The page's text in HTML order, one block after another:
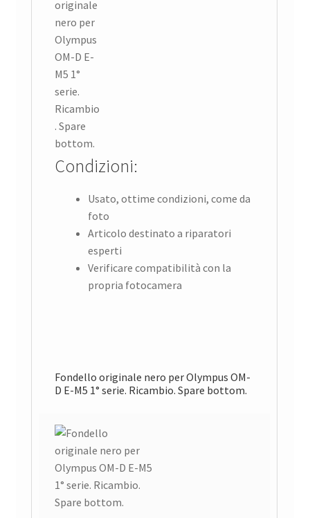
Condizioni:
Usato, ottime condizioni, come da
foto
Articolo destinato a riparatori
esperti
Verificare compatibilità con la
propria fotocamera
Fondello originale nero per Olympus OM-
D E-M5 1° serie. Ricambio. Spare bottom.